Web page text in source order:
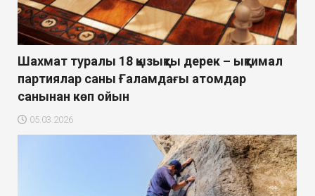
Шахмат туралы 18 қызықты дерек – ықтимал
партиялар саны Ғаламдағы атомдар
санынан көп ойын
05.03.2026